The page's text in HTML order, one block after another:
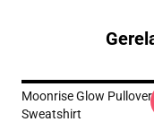
Moonrise Glow Pullover
Sweatshirt